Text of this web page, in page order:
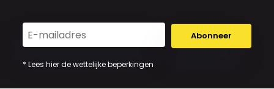
Abonneer
* Lees hier de wettelijke beperkingen